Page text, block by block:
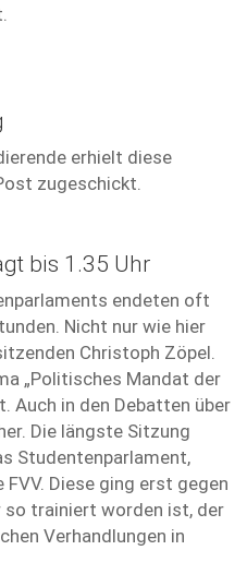
erhielt diese
zugeschickt.
bis 1.35 Uhr
endeten oft
Nicht nur wie hier
Christoph Zöpel.
„Politisches Mandat der
Auch in den Debatten über
Die längste Sitzung
Studentenparlament,
Diese ging erst gegen
so trainiert worden ist, der
Verhandlungen in